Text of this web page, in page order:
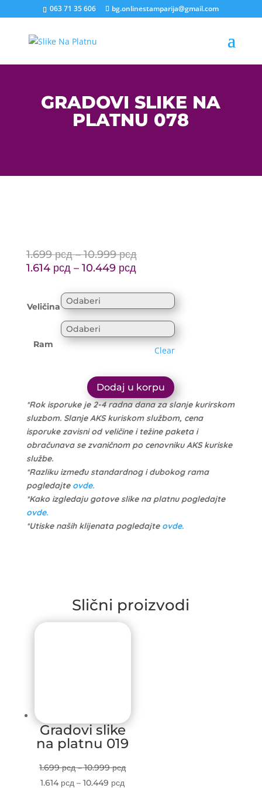
063 71 35 606 bg.onlinestamparija@gmail.com
GRADOVI SLIKE NA
PLATNU 078
1.699рсд – 10.999рсдPrice
through
10.999 рсд
1.614 рсд – 10.449 рсдPrice
1.614 рсд
through
10.449 рсд
Veličina
Ram
Clear
Dodaj u korpu
*Rok isporuke je 2-4 radna dana za slanje kurirskom
sluzbom. Slanje AKS kuriskom službom, cena
isporuke zavisni od veličine i težine paketa i
obračunava se zvaničnom po cenovniku AKS kuriske
službe.
*Razliku između standardnog i dubokog rama
pogledajte ovde.
*Kako izgledaju gotove slike na platnu pogledajte
ovde.
*Utiske naših klijenata pogledajte ovde.
Slični proizvodi
Gradovi slike
na platnu 019
1.699рсд – 10.999рсдPrice
1.614 рсд – 10.449 рсд